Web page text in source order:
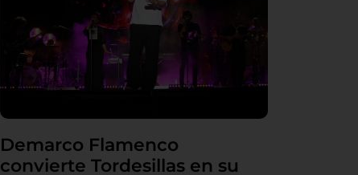
Demarco Flamenco
convierte Tordesillas en su